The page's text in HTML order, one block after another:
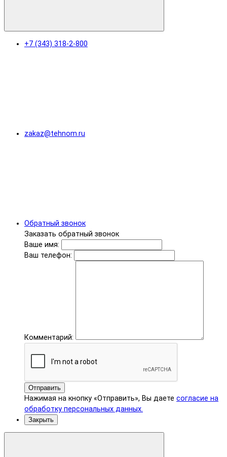
+7 (343) 318-2-800
zakaz@tehnom.ru
Обратный звонок
Заказать обратный звонок
Ваше имя:
Ваш телефон:
Комментарий:
Отправить
Нажимая на кнопку «Отправить», Вы даете согласие на
обработку персональных данных.
Закрыть